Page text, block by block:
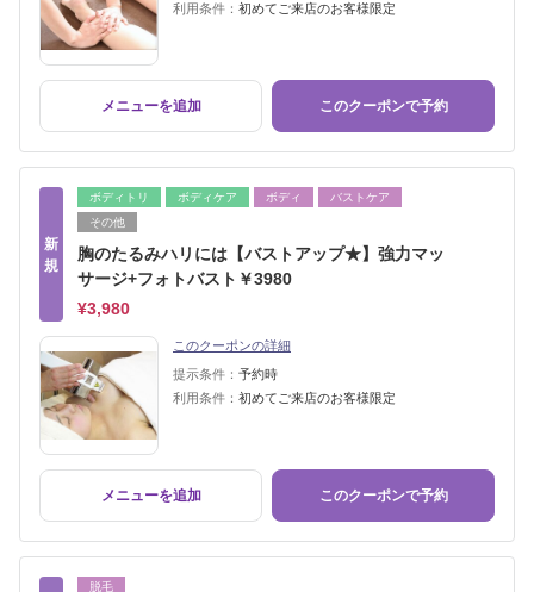
利用条件： 初めてご来店のお客様限定
メニューを追加 このクーポンで予約
新
規
ボディトリ ボディケア ボディ
バストケア
その他
胸のたるみハリには【バストアップ★】強力マッ
サージ+フォトバスト￥3980
¥3,980
このクーポンの詳細
提示条件： 予約時
利用条件： 初めてご来店のお客様限定
メニューを追加 このクーポンで予約
脱毛